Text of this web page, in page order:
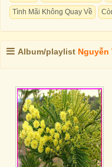
Tình Mãi Không Quay Về
Album/playlist Nguyễn